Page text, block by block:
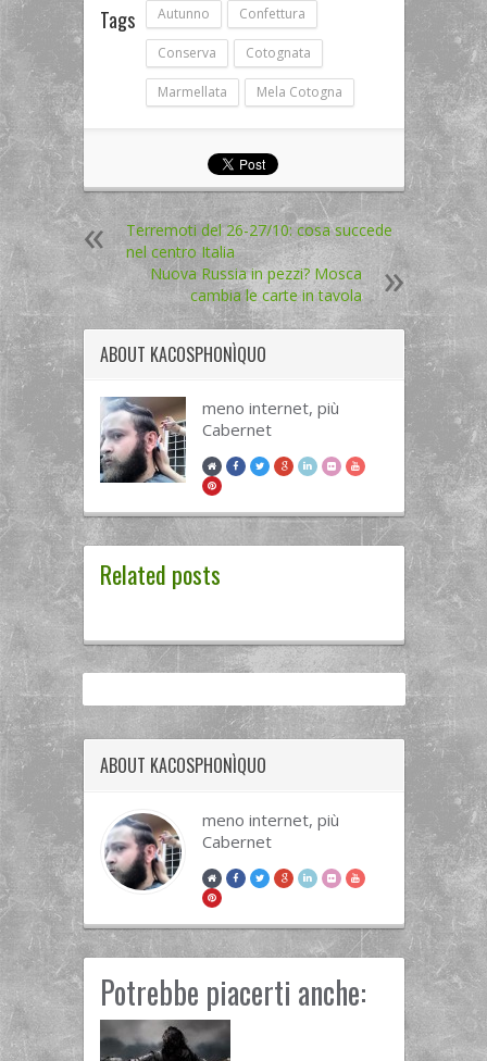
Tags Autunno Confettura
Conserva Cotognata
Marmellata Mela Cotogna
Terremoti del 26-27/10: cosa succede
nel centro Italia
Nuova Russia in pezzi? Mosca
cambia le carte in tavola
ABOUT KACOSPHONÌQUO
meno internet, più
Cabernet
Related posts
ABOUT KACOSPHONÌQUO
meno internet, più
Cabernet
Potrebbe piacerti anche: